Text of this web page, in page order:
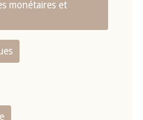
monétaires et